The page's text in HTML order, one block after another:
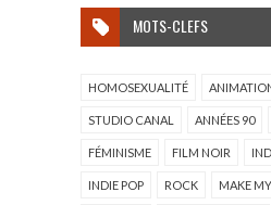
MOTS-CLEFS
HOMOSEXUALITÉ
STUDIO CANAL ANNÉES 90
FÉMINISME FILM NOIR
INDIE POP ROCK MAKE